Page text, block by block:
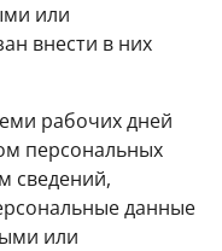
или
внести в них
рабочих дней
персональных
сведений,
данные
или